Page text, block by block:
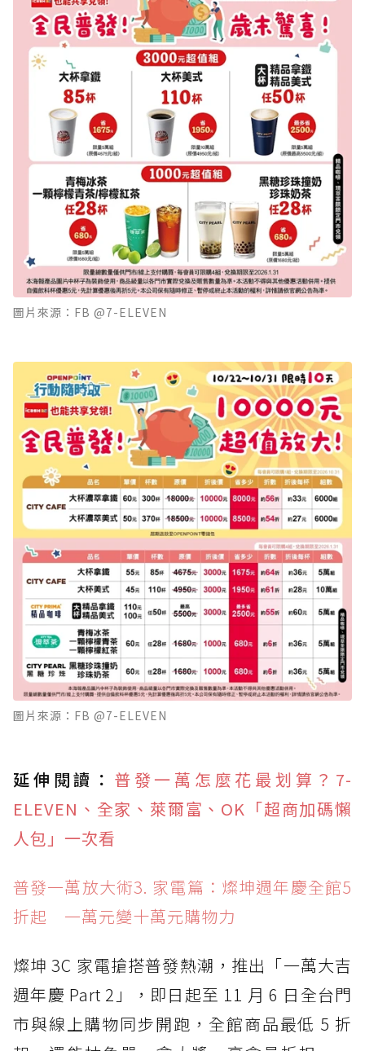
圖片來源：FB @7-ELEVEN
圖片來源：FB @7-ELEVEN
延伸閱讀： 普發一萬怎麼花最划算？7-
ELEVEN、全家、萊爾富、OK「超商加碼懶
人包」一次看
普發一萬放大術3. 家電篇：燦坤週年慶全館5
折起 一萬元變十萬元購物力
燦坤 3C 家電搶搭普發熱潮，推出「一萬大吉
週年慶 Part 2」，即日起至 11 月 6 日全台門
市與線上購物同步開跑，全館商品最低 5 折